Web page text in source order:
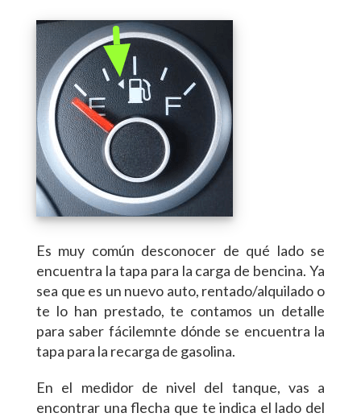
Es muy común desconocer de qué lado se
encuentra la tapa para la carga de bencina. Ya
sea que es un nuevo auto, rentado/alquilado o
te lo han prestado, te contamos un detalle
para saber fácilemnte dónde se encuentra la
tapa para la recarga de gasolina.
En el medidor de nivel del tanque, vas a
encontrar una flecha que te indica el lado del